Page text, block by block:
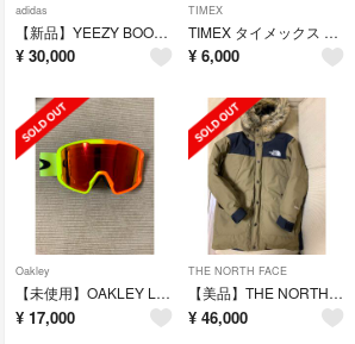
adidas
【新品】YEEZY BOOST 350 V2 SAND TAUPE
¥ 30,000
TIMEX
TIMEX タイメックス MK1 アルミニウム
¥ 6,000
Oakley
【未使用】OAKLEY LINE MINER XM HARMONY FADE
¥ 17,000
THE NORTH FACE
【美品】THE NORTH FACE マウンテンダウンコート
¥ 46,000